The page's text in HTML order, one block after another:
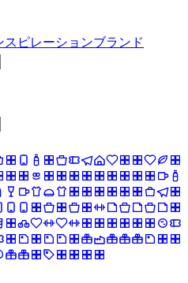
スピレーションブランド